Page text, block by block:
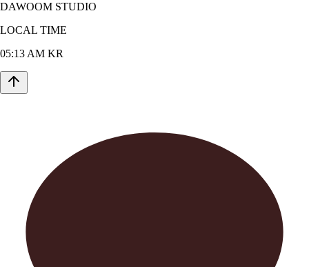
DAWOOM STUDIO
LOCAL TIME
05:13 AM KR